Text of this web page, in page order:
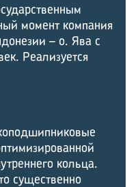
момент компания
– о. Ява с
Реализуется
кольца.
существенно